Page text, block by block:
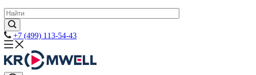
+7 (499) 113-54-43